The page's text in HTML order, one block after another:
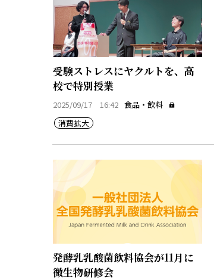
受験ストレスにヤクルトを、高
校で特別授業
2025/09/17 16:42 食品・飲料
消費拡大
発酵乳乳酸菌飲料協会が11月に
微生物研修会